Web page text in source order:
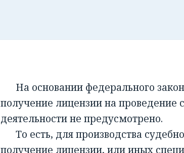
На основании федерального
получение лицензии на проведение
деятельности не предусмотрено.
То есть, для производства
получение лицензии, или иных